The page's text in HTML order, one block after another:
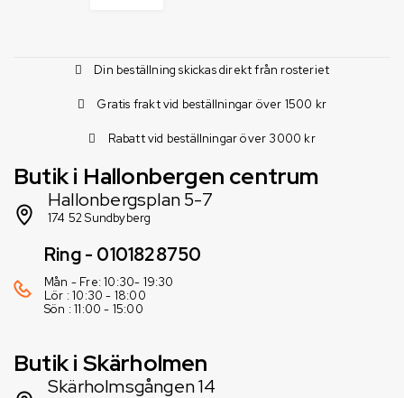
Din beställning skickas direkt från rosteriet
Gratis frakt vid beställningar över 1500 kr
Rabatt vid beställningar över 3000 kr
Butik i Hallonbergen centrum
Hallonbergsplan 5-7
174 52 Sundbyberg
Ring - 0101828750
Mån - Fre: 10:30- 19:30
Lör : 10:30 - 18:00
Sön : 11:00 - 15:00
Butik i Skärholmen
Skärholmsgången 14